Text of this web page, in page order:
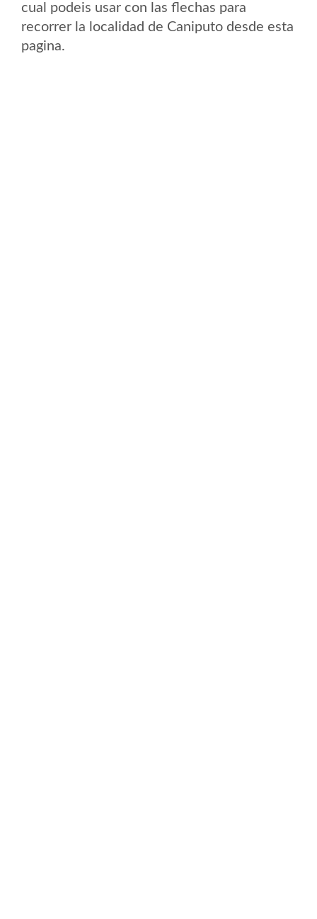
cual podeis usar con las flechas para
recorrer la localidad de Caniputo desde esta
pagina.